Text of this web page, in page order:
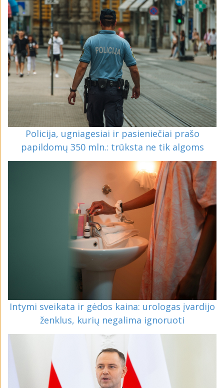
Policija, ugniagesiai ir pasieniečiai prašo
papildomų 350 mln.: trūksta ne tik algoms
Intymi sveikata ir gėdos kaina: urologas įvardijo
ženklus, kurių negalima ignoruoti